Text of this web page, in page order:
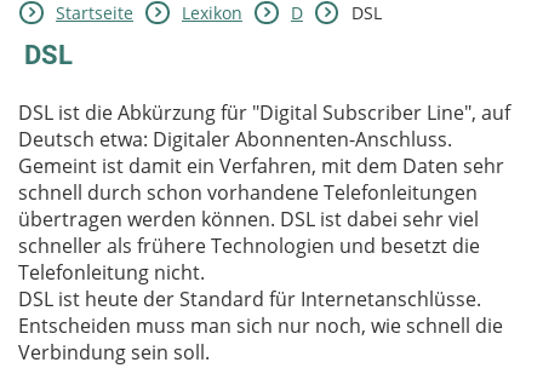
Lernmodule
Unterrichts­materialien
Internet-ABC-Schule
Praxishilfen
Aktuelles
Startseite Lexikon D DSL
DSL
DSL ist die Abkürzung für "Digital Subscriber Line", auf
Deutsch etwa: Digitaler Abonnenten-Anschluss.
Gemeint ist damit ein Verfahren, mit dem Daten sehr
schnell durch schon vorhandene Telefonleitungen
übertragen werden können. DSL ist dabei sehr viel
schneller als frühere Technologien und besetzt die
Telefonleitung nicht.
DSL ist heute der Standard für Internetanschlüsse.
Entscheiden muss man sich nur noch, wie schnell die
Verbindung sein soll.